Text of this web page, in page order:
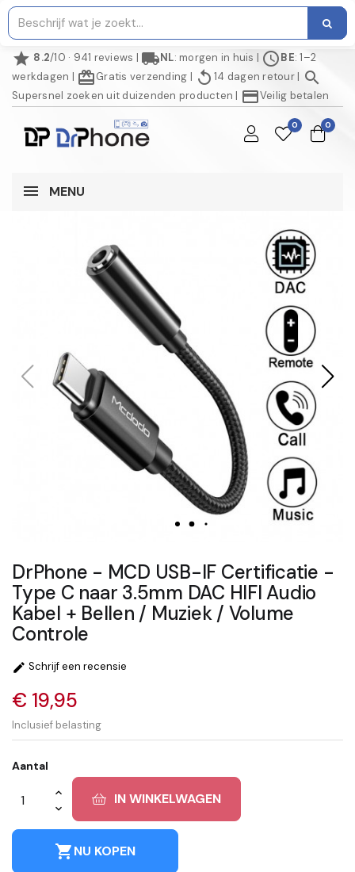
star 8.2/10 · 941 reviews | local_shippingNL: morgen in huis | scheduleBE: 1–2
werkdagen | redeemGratis verzending | replay 14 dagen retour| search
Supersnel zoeken uit duizenden producten | credit_cardVeilig betalen
0 0
MENU
DrPhone - MCD USB-IF Certificatie -
Type C naar 3.5mm DAC HIFI Audio
Kabel + Bellen / Muziek / Volume
Controle
 Schrijf een recensie
€ 19,95
Inclusief belasting
Aantal
IN WINKELWAGEN
shopping_cartNU KOPEN